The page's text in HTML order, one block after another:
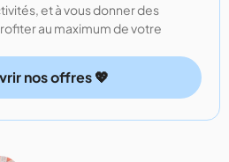
et à vous donner des
au maximum de votre
nos offres 💖